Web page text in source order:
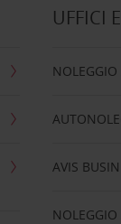
UFFICI
AVIS